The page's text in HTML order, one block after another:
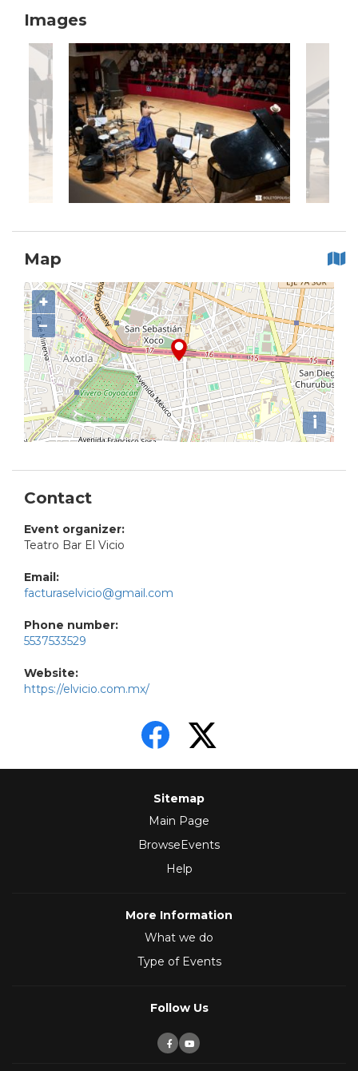
Images
Map
+
−
i
Contact
Event organizer:
Teatro Bar El Vicio
Email:
facturaselvicio@gmail.com
Phone number:
5537533529
Website:
https://elvicio.com.mx/
Sitemap
Main Page
BrowseEvents
Help
More Information
What we do
Type of Events
Follow Us